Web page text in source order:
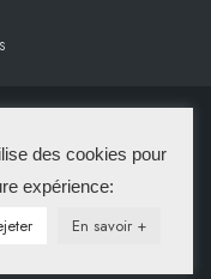
des cookies pour
expérience:
En savoir +